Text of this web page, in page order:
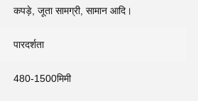
कपड़े, जूता सामग्री, सामान आदि।
पारदर्शता
480-1500मिमी